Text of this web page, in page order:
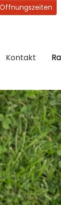
Öffnungszeiten
Kontakt